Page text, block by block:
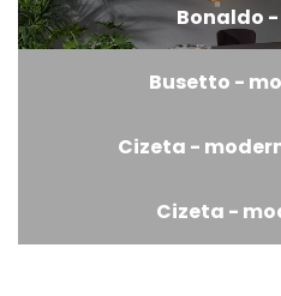
Bonaldo
Busetto -
Cizeta -
Cizeta -